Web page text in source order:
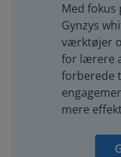
Med fokus
Gynzys
værktøjer
for lærere
forberede
mere